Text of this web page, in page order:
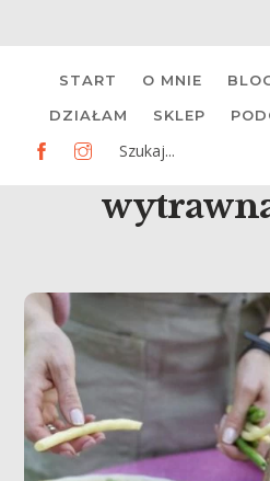
content
START O MNIE
DZIAŁAM SKLEP